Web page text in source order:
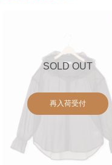
SOLD OUT
再入荷受付